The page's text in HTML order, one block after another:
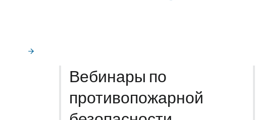
Вебинары по
противопожарной